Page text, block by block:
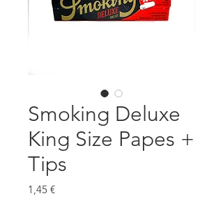
Smoking Deluxe
King Size Papes +
Tips
1,45 €Preis